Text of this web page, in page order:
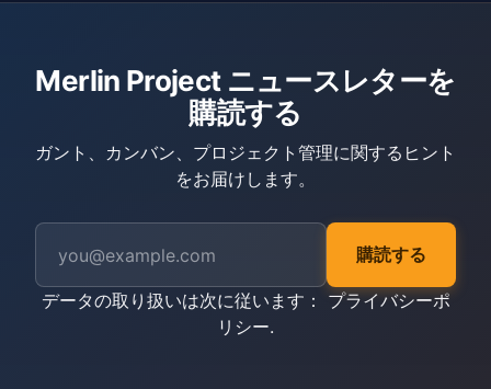
Merlin Project ニュースレターを
購読する
ガント、カンバン、プロジェクト管理に関するヒント
をお届けします。
購読する
データの取り扱いは次に従います： プライバシーポ
リシー.